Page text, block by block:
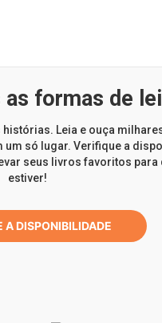
formas de
Leia e ouça
um só lugar. Verifique a
seus livros favoritos
estiver!
A DISPONIBILIDADE